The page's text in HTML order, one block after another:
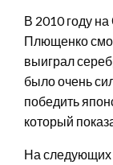
В 2010 году
Плющенко
выиграл
было очень
победить
который
На следующих